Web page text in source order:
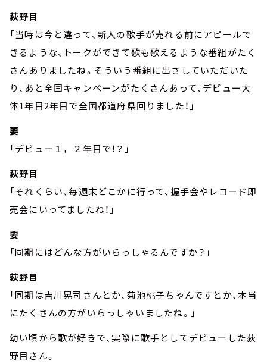
荻野目
「当時は今と違って、新人の歌手が売れる前にアピールで
きるような、トークができて歌も歌えるような番組がたく
さんありましたね。そういう番組に出さしていただいた
り、あと全国キャンペーンがたくさんあって、デビュー大
体1年目2年目で全国都道府県回りました！」
要
「デビュー１，２年目で！？」
荻野目
「それくらい、毎週末どこかに行って、握手会やレコード即
売会にいってましたね！」
要
「同期にはどんな方がいらっしゃるんですか？」
荻野目
「同期は吉川晃司さんとか、菊池桃子ちゃんですとか、本当
にたくさんの方がいらっしゃいましたね。」
幼い頃から歌が好きで、実際に歌手としてデビューした荻
野目さん。